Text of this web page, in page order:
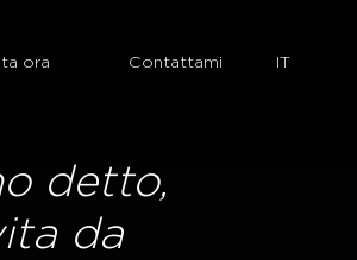
ora Contattami
detto,
da